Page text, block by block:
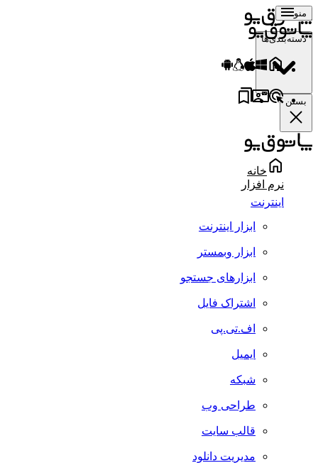
منو
دسته‌بندی‌ها
بستن
خانه
نرم افزار
اینترنت
ابزار اینترنت
ابزار وبمستر
ابزارهای جستجو
اشتراک فایل
اف.تی.پی
ایمیل
شبکه
طراحی وب
قالب سایت
مدیریت دانلود